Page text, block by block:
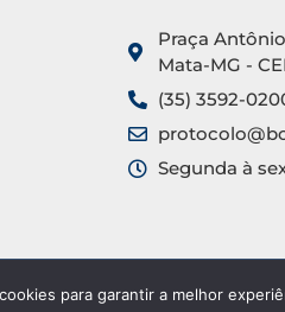
Praça
Mata-MG -
(35) 3592-
Segunda à
os direitos reservados.
para garantir a melhor